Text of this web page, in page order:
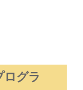
ログラ